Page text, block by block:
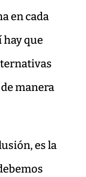
en cada
hay que
manera
es la